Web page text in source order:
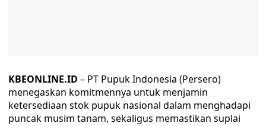
KBEONLINE.ID – PT Pupuk Indonesia (Persero)
menegaskan komitmennya untuk menjamin
ketersediaan stok pupuk nasional dalam menghadapi
puncak musim tanam, sekaligus memastikan suplai